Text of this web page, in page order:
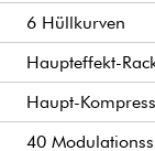
6 Hüllkurven
Haupteffekt-
Haupt-
40